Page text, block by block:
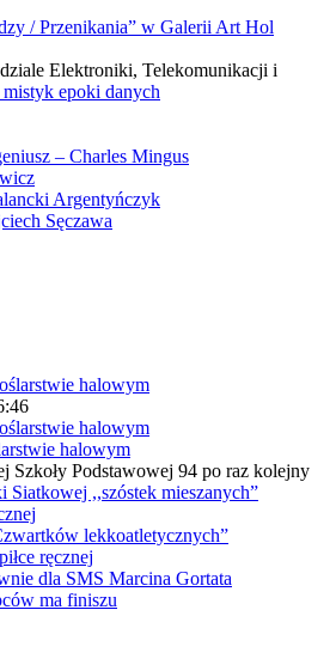
/ Przenikania” w Galerii Art Hol
Elektroniki, Telekomunikacji i
epoki danych
– Charles Mingus
Argentyńczyk
Sęczawa
halowym
Szkoły Podstawowej 94 po raz kolejny
Siatkowej ,,szóstek mieszanych”
lekkoatletycznych”
ręcznej
dla SMS Marcina Gortata
ma finiszu